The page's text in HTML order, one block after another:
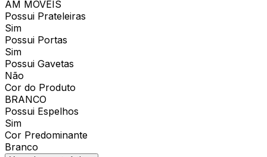
AM MOVEIS
Possui Prateleiras
Sim
Possui Portas
Sim
Possui Gavetas
Não
Cor do Produto
BRANCO
Possui Espelhos
Sim
Cor Predominante
Branco